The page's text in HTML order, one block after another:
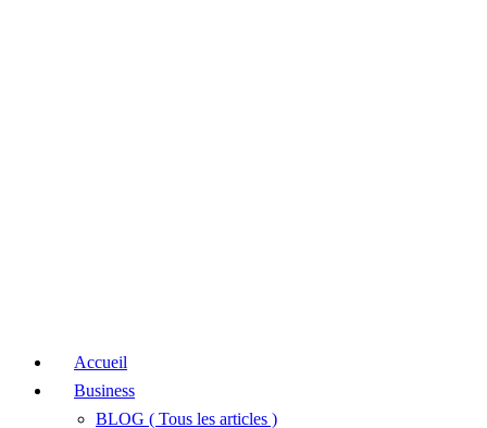
Accueil
Business
BLOG ( Tous les articles )